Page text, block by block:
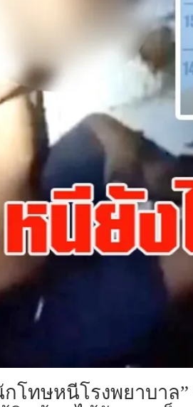
โทษหนีโรงพยาบาล